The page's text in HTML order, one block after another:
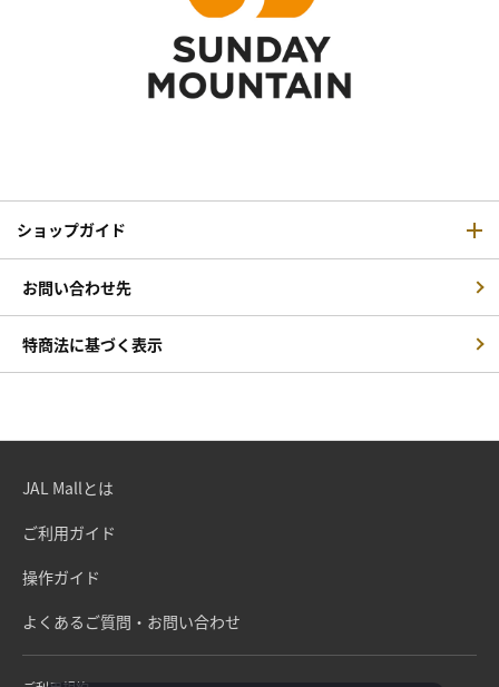
ショップガイド
お問い合わせ先
特商法に基づく表示
JAL Mallとは
ご利用ガイド
操作ガイド
よくあるご質問・お問い合わせ